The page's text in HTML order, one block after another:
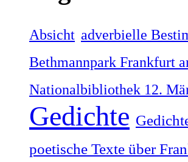
Absicht adverbielle
Bethmannpark Frankfurt
Nationalbibliothek 12.
Gedichte
poetische Texte über